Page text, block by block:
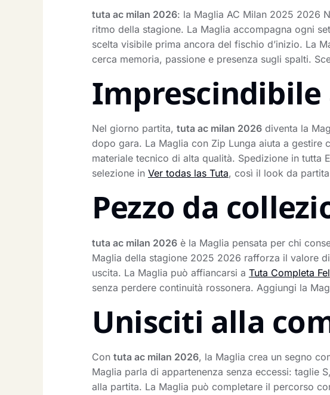
tuta ac milan 2026: la Maglia AC Milan 2025 2026
ritmo della stagione. La Maglia accompagna ogni
scelta visibile prima ancora del fischio d’inizio. La
cerca memoria, passione e presenza sugli spalti.
Nel giorno partita, tuta ac milan 2026diventa la
dopo gara. La Maglia con Zip Lunga aiuta a
materiale tecnico di alta qualità. Spedizione in tutta
selezione in Ver todas las Tuta, così il look da
Pezzo da
tuta ac milan 2026è la Maglia pensata per chi
Maglia della stagione 2025 2026 rafforza il valore
uscita. La Maglia può affiancarsi a Tuta Completa
senza perdere continuità rossonera. Aggiungi la
Unisciti alla
Con tuta ac milan 2026, la Maglia crea un segno
Maglia parla di appartenenza senza eccessi: taglie
alla partita. La Maglia può completare il percorso